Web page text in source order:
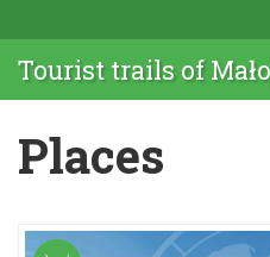
Tourist trails of
Places